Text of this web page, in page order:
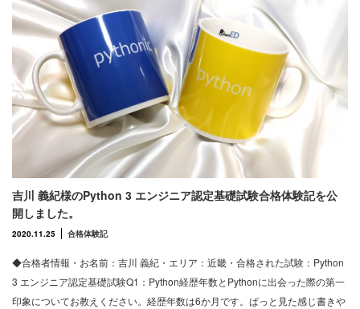
吉川 義紀様のPython 3 エンジニア認定基礎試験合格体験記を公
開しました。
2020.11.25 合格体験記
◆合格者情報・お名前：吉川 義紀・エリア：近畿・合格された試験：Python
3 エンジニア認定基礎試験Q1：Python経歴年数とPythonに出会った際の第一
印象についてお教えください。経歴年数は6か月です。ぱっと見た感じ書きや